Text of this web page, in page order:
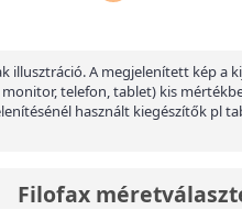
illusztráció. A megjelenített kép a
telefon, tablet) kis
használt kiegészítők pl
Filofax